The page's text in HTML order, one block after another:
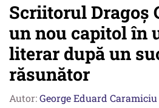
Scriitorul Dragoș
un nou capitol în
literar după un
răsunător
Autor:George Eduard Caramiciu